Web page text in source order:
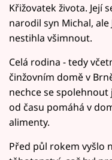
Křižovatek života. Její
narodil syn Michal,
nestihla všimnout.
Celá rodina - tedy
činžovním domě v
nechce se
od času pomáhá v
alimenty.
Před půl rokem vyšlo